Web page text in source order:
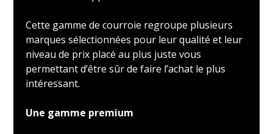
Cette gamme de courroie regroupe plusieurs
marques sélectionnées pour leur qualité et leur
niveau de prix placé au plus juste vous
permettant d’être sûr de faire l’achat le plus
intéressant.
Une gamme premium